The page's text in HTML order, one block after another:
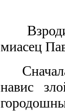
В
миасец
С
навис